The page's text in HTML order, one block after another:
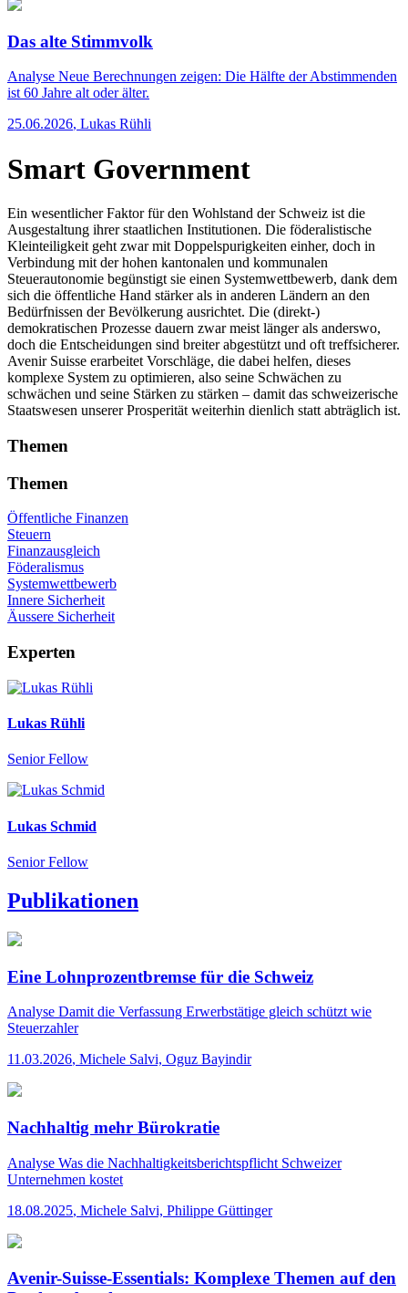
Das alte Stimmvolk
Analyse Neue Berechnungen zeigen: Die Hälfte der Abstimmenden
ist 60 Jahre alt oder älter.
25.06.2026, Lukas Rühli
Smart Government
Ein wesentlicher Faktor für den Wohlstand der Schweiz ist die
Ausgestaltung ihrer staatlichen Institutionen. Die föderalistische
Kleinteiligkeit geht zwar mit Doppelspurigkeiten einher, doch in
Verbindung mit der hohen kantonalen und kommunalen
Steuerautonomie begünstigt sie einen Systemwettbewerb, dank dem
sich die öffentliche Hand stärker als in anderen Ländern an den
Bedürfnissen der Bevölkerung ausrichtet. Die (direkt-)​
demokratischen Prozesse dauern zwar meist länger als anderswo,
doch die Entscheidungen sind breiter abgestützt und oft treffsicherer.
Avenir Suisse erarbeitet Vorschläge, die dabei helfen, dieses
komplexe System zu optimieren, also seine Schwächen zu
schwächen und seine Stärken zu stärken – damit das schweizerische
Staatswesen unserer Prosperität weiterhin dienlich statt abträglich ist.
Themen
Themen
Öffentliche Finanzen
Steuern
Finanzausgleich
Föderalismus
Systemwettbewerb
Innere Sicherheit
Äussere Sicherheit
Experten
Lukas Rühli
Senior Fellow
Lukas Schmid
Senior Fellow
Publikationen
Eine Lohnprozentbremse für die Schweiz
Analyse Damit die Verfassung Erwerbstätige gleich schützt wie
Steuerzahler
11.03.2026, Michele Salvi, Oguz Bayindir
Nachhaltig mehr Bürokratie
Analyse Was die Nachhaltigkeitsberichtspflicht Schweizer
Unternehmen kostet
18.08.2025, Michele Salvi, Philippe Güttinger
Avenir-Suisse-Essentials: Komplexe Themen auf den